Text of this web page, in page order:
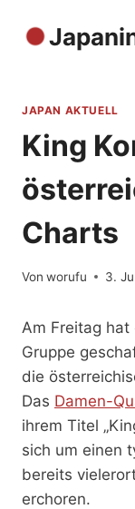
Inhalt
JAPAN AKTUELL
King
Charts
Von worufu 3.
Am Freitag hat
Gruppe
die
Das Damen-
ihrem Titel
sich um einen
bereits
erchoren.